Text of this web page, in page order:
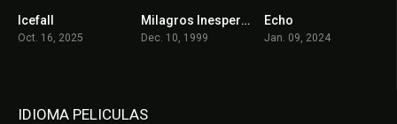
Icefall
Oct. 16, 2025
8.6
Milagros Inesperados
Dec. 10, 1999
Echo
Jan. 09, 2024
IDIOMA PELICULAS